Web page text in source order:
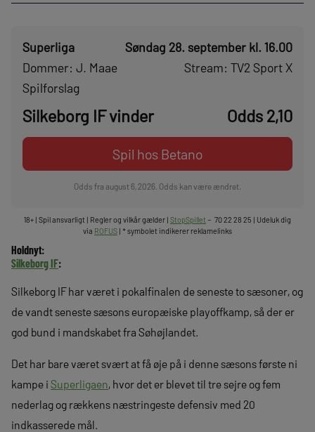
Superliga
Dommer: J. Maae
Søndag 28. september kl. 16.00
Stream: TV2 Sport X
Spilforslag
Silkeborg IF vinder Odds 2,10
Spil hos Betano
Odds fra august 6, 2026. Odds kan være ændret.
18+ | Spil ansvarligt | Regler og vilkår gælder | StopSpillet – 70 22 28 25 | Udeluk dig
via ROFUS | * symbolet indikerer reklamelinks
Holdnyt:
Silkeborg IF:
Silkeborg IF har været i pokalfinalen de seneste to sæsoner, og
de vandt seneste sæsons europæiske playoffkamp, så der er
god bund i mandskabet fra Søhøjlandet.
Det har bare været svært at få øje på i denne sæsons første ni
kampe i Superligaen, hvor det er blevet til tre sejre og fem
nederlag og rækkens næstringeste defensiv med 20
indkasserede mål.